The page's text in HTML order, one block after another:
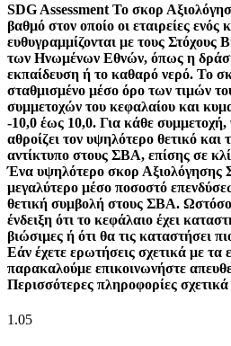
SDG Assessment Το σκορ
βαθμό στον οποίο οι εταιρείες ενός
ευθυγραμμίζονται με τους
των Ηνωμένων Εθνών, όπως η
εκπαίδευση ή το καθαρό νερό. Το
σταθμισμένο μέσο όρο των τιμών
συμμετοχών του κεφαλαίου και
-10,0 έως 10,0. Για κάθε
αθροίζει τον υψηλότερο θετικό και
αντίκτυπο στους ΣΒΑ, επίσης σε
Ένα υψηλότερο σκορ Αξιολόγησης
μεγαλύτερο μέσο ποσοστό
θετική συμβολή στους ΣΒΑ.
ένδειξη ότι το κεφάλαιο έχει
βιώσιμες ή ότι θα τις καταστήσει
Εάν έχετε ερωτήσεις σχετικά με τα
παρακαλούμε επικοινωνήστε
Περισσότερες πληροφορίες
1.05